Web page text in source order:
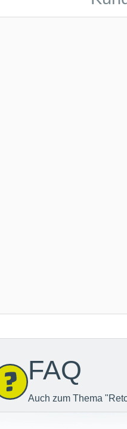
FAQ
Auch zum Thema